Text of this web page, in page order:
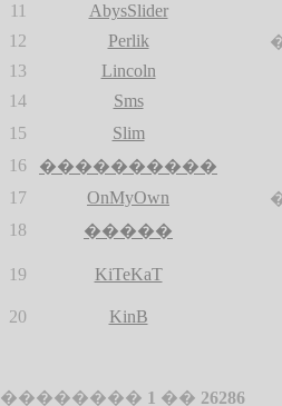
11
AbysSlider
12
Perlik
13
Lincoln
14
Sms
15
Slim
16
����������
17
OnMyOwn
18
�����
19 KiTeKaT
20 KinB
�������� 1 �� 26286